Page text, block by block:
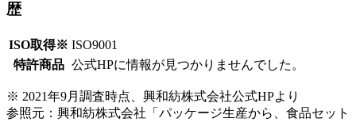
歴
ISO取得※ ISO9001
特許商品 公式HPに情報が見つかりませんでした。
※ 2021年9月調査時点、興和紡株式会社公式HPより
参照元：興和紡株式会社「パッケージ生産から、食品セット